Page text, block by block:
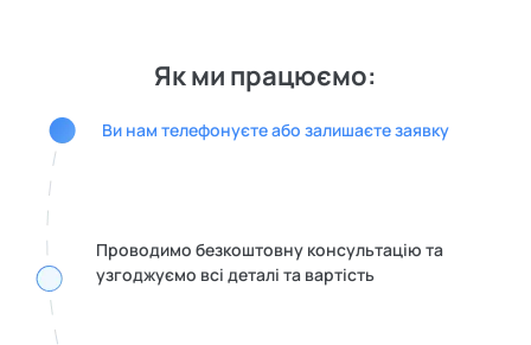
Як ми працюємо:
Ви нам телефонуєте або залишаєте заявку
Проводимо безкоштовну консультацію та
узгоджуємо всі деталі та вартість